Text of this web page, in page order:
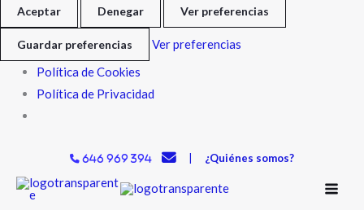
Aceptar Denegar Ver preferencias
Guardar preferencias
Ver preferencias
Política de Cookies
Política de Privacidad
646 969 394 ¿Quiénes somos?